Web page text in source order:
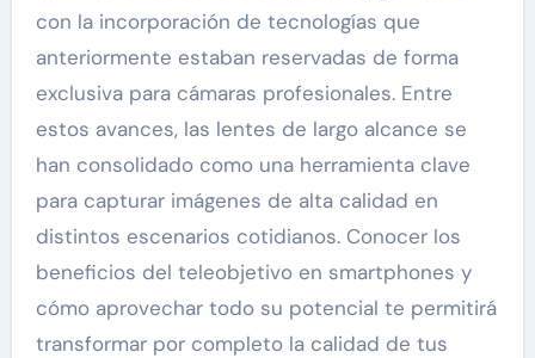
con la incorporación de tecnologías que
anteriormente estaban reservadas de forma
exclusiva para cámaras profesionales. Entre
estos avances, las lentes de largo alcance se
han consolidado como una herramienta clave
para capturar imágenes de alta calidad en
distintos escenarios cotidianos. Conocer los
beneficios del teleobjetivo en smartphones y
cómo aprovechar todo su potencial te permitirá
transformar por completo la calidad de tus